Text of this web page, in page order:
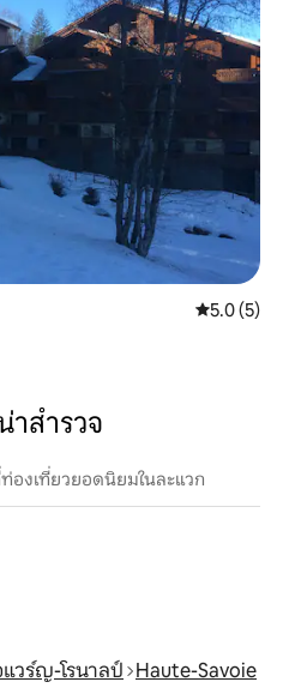
คะแนนเฉลี่
5.0 (5)
สำรวจ
องเที่ยวยอดนิยมในละแวก
วร์ญ-โรนาลป์ Haute-Savoie